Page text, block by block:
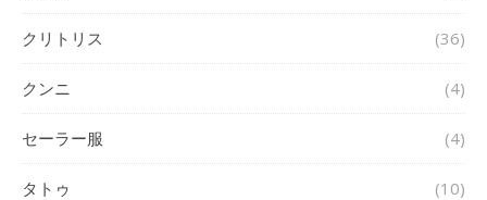
クリトリス (36)
クンニ (4)
セーラー服 (4)
タトゥ (10)